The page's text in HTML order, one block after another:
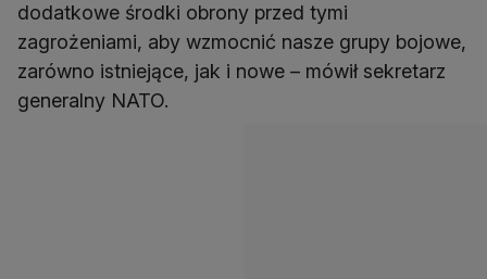
dodatkowe środki obrony przed tymi
zagrożeniami, aby wzmocnić nasze grupy bojowe,
zarówno istniejące, jak i nowe – mówił sekretarz
generalny NATO.